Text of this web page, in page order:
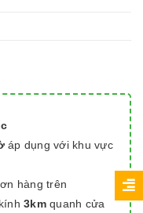
áp dụng với khu vực
hàng trên
3kmquanh cửa